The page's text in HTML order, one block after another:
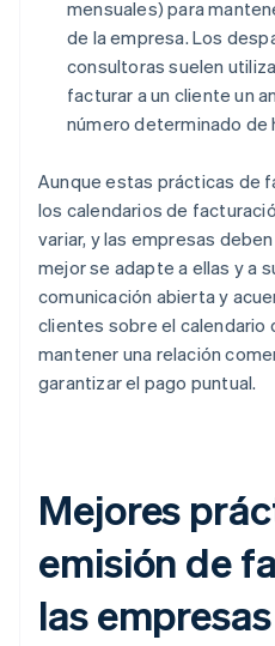
mensuales) para
de la empresa. Los
consultoras suelen
facturar a un cliente un
número determinado de
Aunque estas prácticas de
los calendarios de
variar, y las empresas
mejor se adapte a ellas y a
comunicación abierta y
clientes sobre el calendario
mantener una relación
garantizar el pago puntual.
Mejores
emisión de
las empresas